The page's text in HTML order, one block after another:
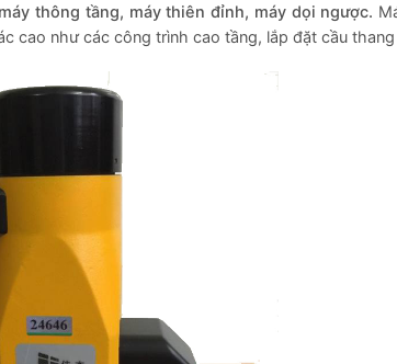
máy thông tầng, máy thiên đỉnh, máy dọi ngược.
cao như các công trình cao tầng, lắp đặt cầu